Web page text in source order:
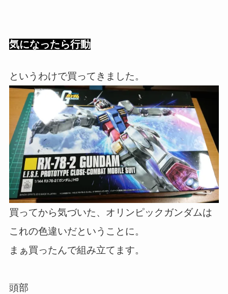
気になったら行動
というわけで買ってきました。
買ってから気づいた、オリンピックガンダムは
これの色違いだということに。
まぁ買ったんで組み立てます。
頭部